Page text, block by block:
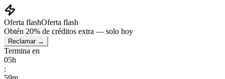
Oferta flashOferta flash
Obtén 20% de créditos extra — solo hoy
Reclamar →
Termina en
05h
: